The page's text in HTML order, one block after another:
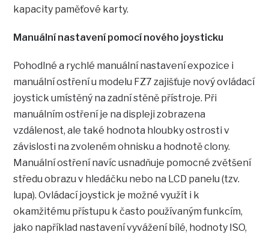
kapacity paměťové karty.
Manuální nastavení pomocí nového joysticku
Pohodlné a rychlé manuální nastavení expozice i
manuální ostření u modelu FZ7 zajišťuje nový ovládací
joystick umístěný na zadní stěně přístroje. Při
manuálním ostření je na displeji zobrazena
vzdálenost, ale také hodnota hloubky ostrosti v
závislosti na zvoleném ohnisku a hodnotě clony.
Manuální ostření navíc usnadňuje pomocné zvětšení
středu obrazu v hledáčku nebo na LCD panelu (tzv.
lupa). Ovládací joystick je možné využít i k
okamžitému přístupu k často používaným funkcím,
jako například nastavení vyvážení bílé, hodnoty ISO,